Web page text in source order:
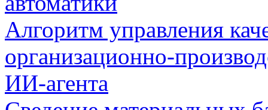
Алгоритм управления
организационно-
ИИ-агента